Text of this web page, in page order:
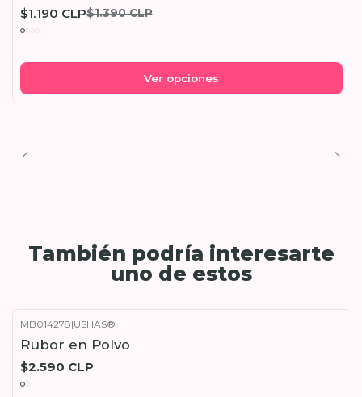
$1.190 CLP$1.390 CLP
Ver opciones
También podría interesarte
uno de estos
MB014278|USHAS®
Rubor en Polvo
$2.590 CLP